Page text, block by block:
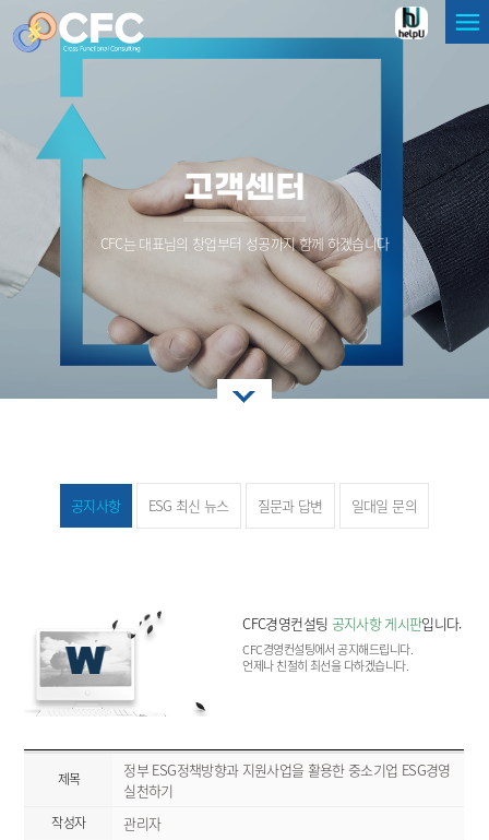
고객센터
CFC는 대표님의 창업부터 성공까지 함께 하겠습니다
공지사항 ESG 최신 뉴스 질문과 답변 일대일 문의
CFC경영컨설팅 공지사항 게시판입니다.
CFC경영컨설팅에서 공지해드립니다.
언제나 친절히 최선을 다하겠습니다.
제목
정부 ESG정책방향과 지원사업을 활용한 중소기업 ESG경영
실천하기
작성자 관리자